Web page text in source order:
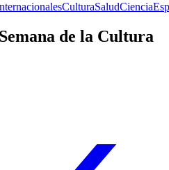
CulturaSaludCiencia
de la Cultura